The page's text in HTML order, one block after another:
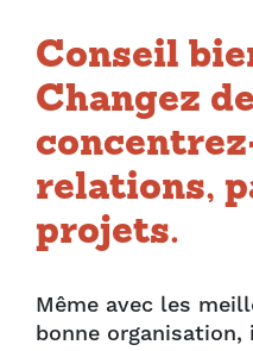
Conseil
Changez
relations,
projets.
Même avec les
bonne